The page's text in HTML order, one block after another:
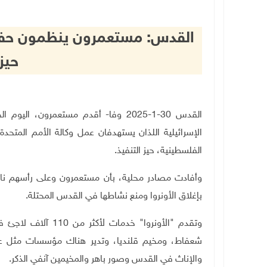
القدس: مستعمرون ينظمون حفلا
القدس 30- -12025 وفا- أقدم مستعمرون، اليوم
الإسرائيلية اللذان يستهدفان عمل وكالة الأمم
الفلسطينية، حيز التنفيذ.
وأفادت مصادر محلية، بأن مستعمرون وعلى رأسهم
بإغلاق الأونروا ومنع نشاطها في القدس المحتلة.
وتقدم "الأونروا"
شعفاط، ومخيم قلنديا، وتدير هناك مؤسسات مثل
والإناث في القدس وصور باهر والمخيمين آنفي الذكر.